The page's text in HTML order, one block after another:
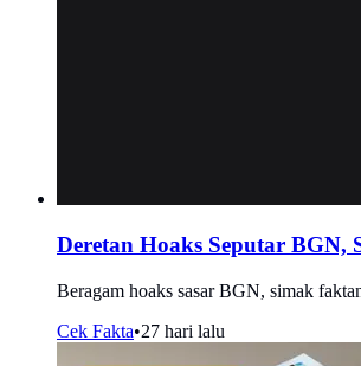
Deretan Hoaks Seputar BGN,
Beragam hoaks sasar BGN, simak
Cek Fakta•27 hari lalu